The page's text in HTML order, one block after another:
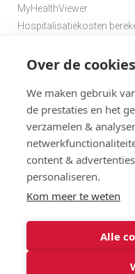
Over de
We maken gebruik
de prestaties en het
verzamelen &
content &
personaliseren.
Kom meer te weten
Alle
MyHealthViewer
Hospitalisatiekosten
Zoek een apotheek in de
@ 2026
Brabant
Disclaimer
Menu
Solidaris Brabant